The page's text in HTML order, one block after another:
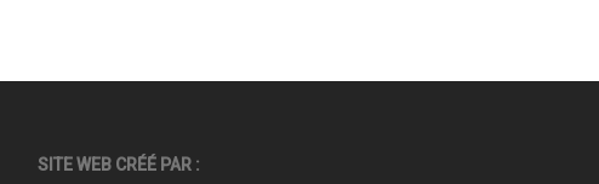
SITE WEB CRÉÉ PAR :